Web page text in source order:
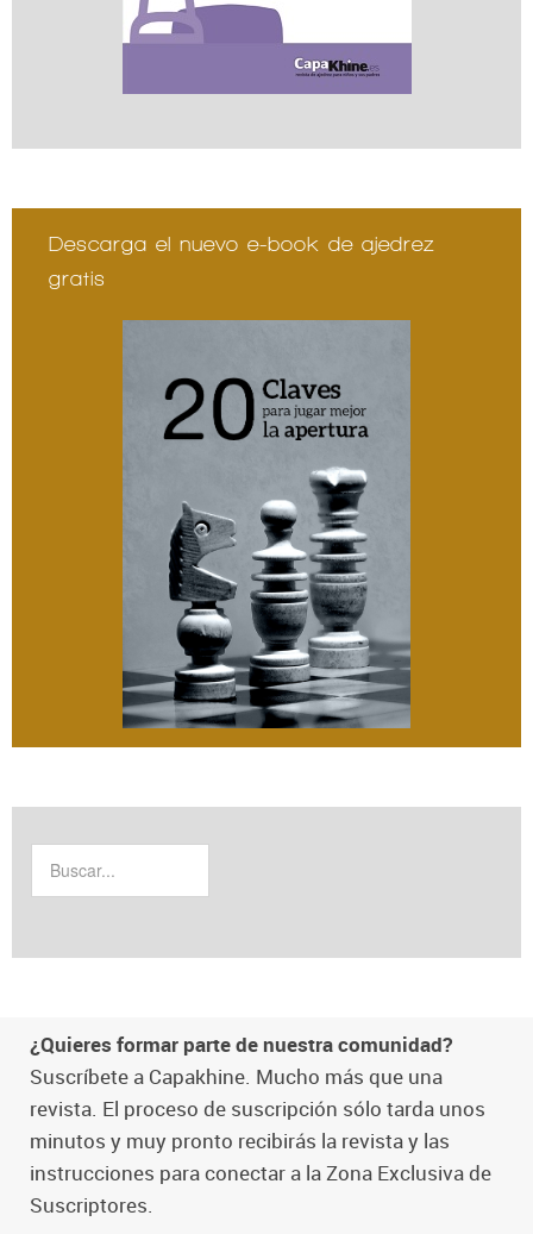
Descarga el nuevo e-book de ajedrez
gratis
¿Quieres formar parte de nuestra comunidad?
Suscríbete a Capakhine. Mucho más que una
revista. El proceso de suscripción sólo tarda unos
minutos y muy pronto recibirás la revista y las
instrucciones para conectar a la Zona Exclusiva de
Suscriptores.